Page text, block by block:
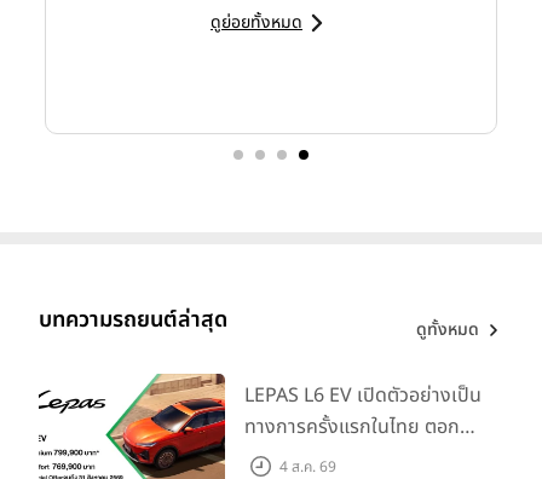
ดูย่อยทั้งหมด
บทความรถยนต์ล่าสุด ดูทั้งหมด
LEPAS L6 EV เปิดตัวอย่างเป็น
ทางการครั้งแรกในไทย ตอกย้ำ
วิสัยทัศน์ “Drive Your
4 ส.ค. 69